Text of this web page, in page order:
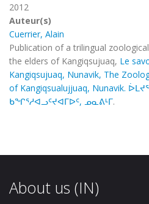
2012
Auteur(s)
Cuerrier, Alain
Publication of a trilingual
the elders of Kangiqsujuaq, Le
Kangiqsujuaq, Nunavik, The
of Kangiqsualujjuaq, Nunavik.
ᑲᖏᕐᓱᐊᓗᑦᔪᐊᒥᐅᑦ, ᓄᓇᕕᒻᒥ.
About us (IN)